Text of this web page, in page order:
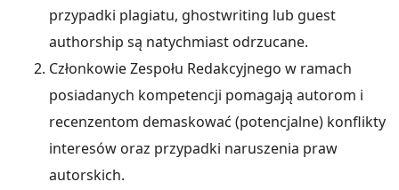
przypadki plagiatu, ghostwriting lub guest
authorship są natychmiast odrzucane.
Członkowie Zespołu Redakcyjnego w ramach
posiadanych kompetencji pomagają autorom i
recenzentom demaskować (potencjalne) konflikty
interesów oraz przypadki naruszenia praw
autorskich.